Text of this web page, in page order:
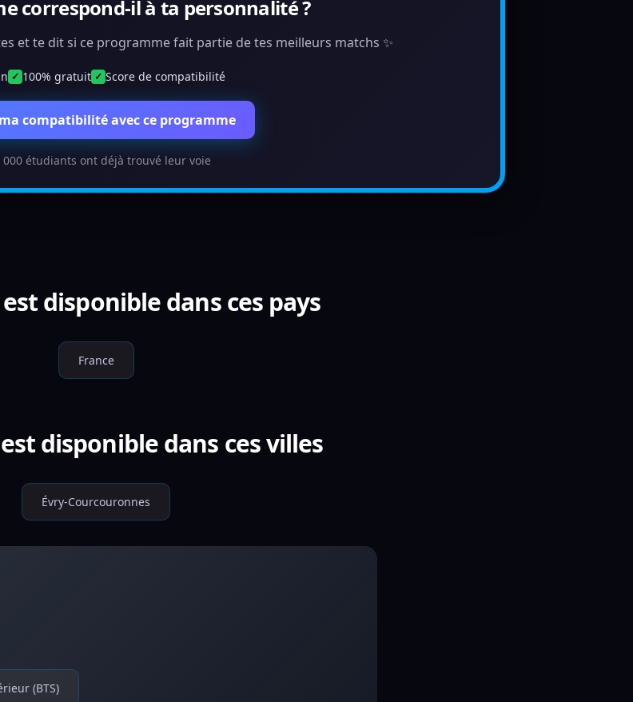
correspond-il à ta personnalité ?
et te dit si ce programme fait partie de tes meilleurs matchs ✨
✓ 100% gratuit ✓ Score de compatibilité
compatibilité avec ce programme
000 étudiants ont déjà trouvé leur voie
disponible dans ces pays
France
disponible dans ces villes
Évry-Courcouronnes
(BTS)